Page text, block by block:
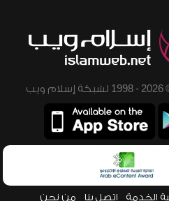
الخدمة اتصل بنا من نحن